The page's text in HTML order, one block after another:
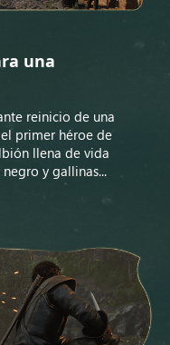
una
reinicio de una
primer héroe de
llena de vida
y gallinas...